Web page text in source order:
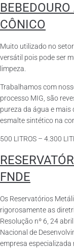
CÔNICO
Muito utilizado no
versátil pois pode ser
limpeza.
Trabalhamos com
processo MIG, são
pureza da água e
esmalte sintético na
500 LITROS – 4.300
FNDE
Os Reservatórios
rigorosamente as
Resolução nº 6, 24
Nacional de
empresa